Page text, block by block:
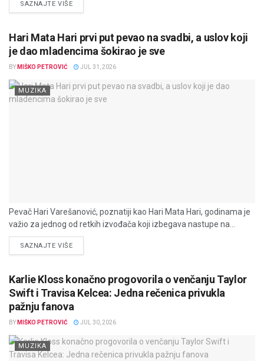
SAZNAJTE VIŠEDETAILS
Hari Mata Hari prvi put pevao na svadbi, a uslov koji
je dao mladencima šokirao je sve
BY MIŠKO PETROVIĆ JUL 31, 2026
MUZIKA
Pevač Hari Varešanović, poznatiji kao Hari Mata Hari, godinama je
važio za jednog od retkih izvođača koji izbegava nastupe na...
SAZNAJTE VIŠEDETAILS
Karlie Kloss konačno progovorila o venčanju Taylor
Swift i Travisa Kelcea: Jedna rečenica privukla
pažnju fanova
BY MIŠKO PETROVIĆ JUL 30, 2026
MUZIKA